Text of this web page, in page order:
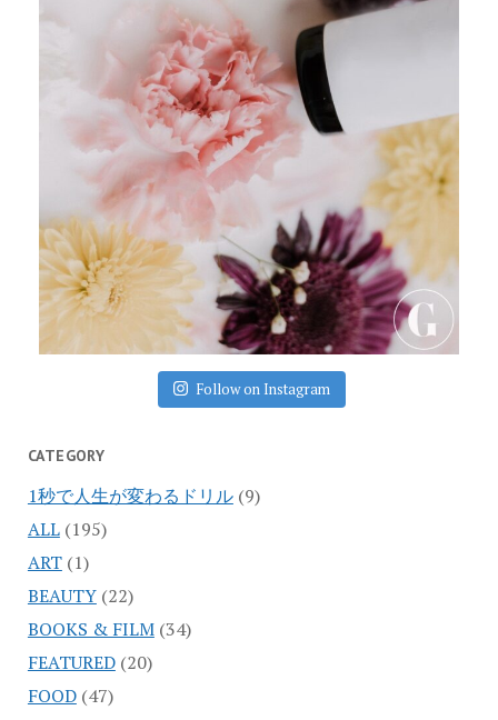
Follow on Instagram
CATEGORY
1秒で人生が変わるドリル(9)
ALL(195)
ART(1)
BEAUTY(22)
BOOKS & FILM(34)
FEATURED(20)
FOOD(47)